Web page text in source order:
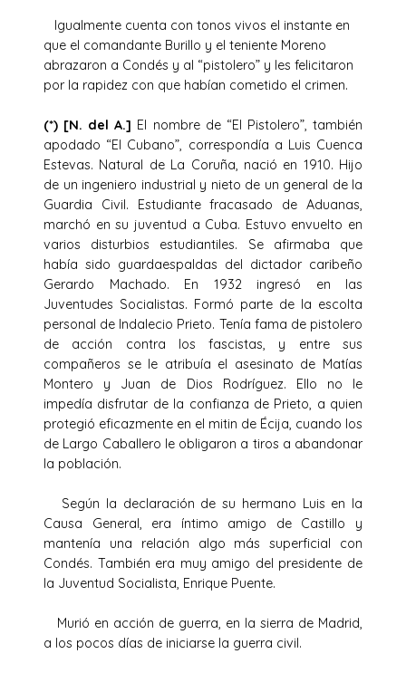
Igualmente cuenta con tonos vivos el instante en
que el comandante Burillo y el teniente Moreno
abrazaron a Condés y al “pistolero” y les felicitaron
por la rapidez con que habían cometido el crimen.
(*) [N. del A.] El nombre de “El Pistolero”, también
apodado “El Cubano”, correspondía a Luis Cuenca
Estevas. Natural de La Coruña, nació en 1910. Hijo
de un ingeniero industrial y nieto de un general de la
Guardia Civil. Estudiante fracasado de Aduanas,
marchó en su juventud a Cuba. Estuvo envuelto en
varios disturbios estudiantiles. Se afirmaba que
había sido guardaespaldas del dictador caribeño
Gerardo Machado. En 1932 ingresó en las
Juventudes Socialistas. Formó parte de la escolta
personal de Indalecio Prieto. Tenía fama de pistolero
de acción contra los fascistas, y entre sus
compañeros se le atribuía el asesinato de Matías
Montero y Juan de Dios Rodríguez. Ello no le
impedía disfrutar de la confianza de Prieto, a quien
protegió eficazmente en el mitin de Écija, cuando los
de Largo Caballero le obligaron a tiros a abandonar
la población.
Según la declaración de su hermano Luis en la
Causa General, era íntimo amigo de Castillo y
mantenía una relación algo más superficial con
Condés. También era muy amigo del presidente de
la Juventud Socialista, Enrique Puente.
Murió en acción de guerra, en la sierra de Madrid,
a los pocos días de iniciarse la guerra civil.